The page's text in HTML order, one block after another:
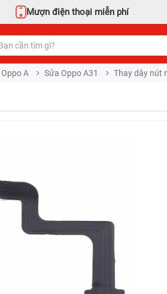
Mượn điện thoại miễn phí
A Sửa Oppo A31 Thay dây nút